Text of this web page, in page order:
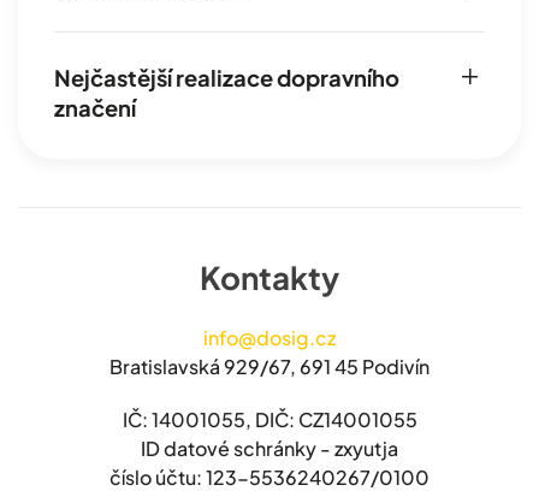
Nejčastější realizace dopravního
značení
Kontakty
info@dosig.cz
Bratislavská 929/67, 691 45 Podivín
IČ: 14001055, DIČ: CZ14001055
ID datové schránky - zxyutja
číslo účtu: 123-5536240267/0100